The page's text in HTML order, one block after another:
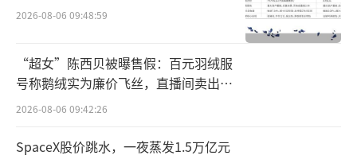
从招股书来看，美的基本面较好，业绩稳
中有涨。2021年至2023年，美的集团的收入分
别为3434.61亿元、3457.09亿元及3737.10亿
元；年度利润分别为290.31亿元、298.12亿
元、337.47亿元，净利润率分别为8.5%、8.6%
及9%。
2026-08-06 09:48:59
“超女”陈西贝被曝售假：百元羽绒服
号称鹅绒实为廉价飞丝，直播间卖出超
百万元
2026-08-06 09:42:26
SpaceX股价跳水，一夜蒸发1.5万亿元